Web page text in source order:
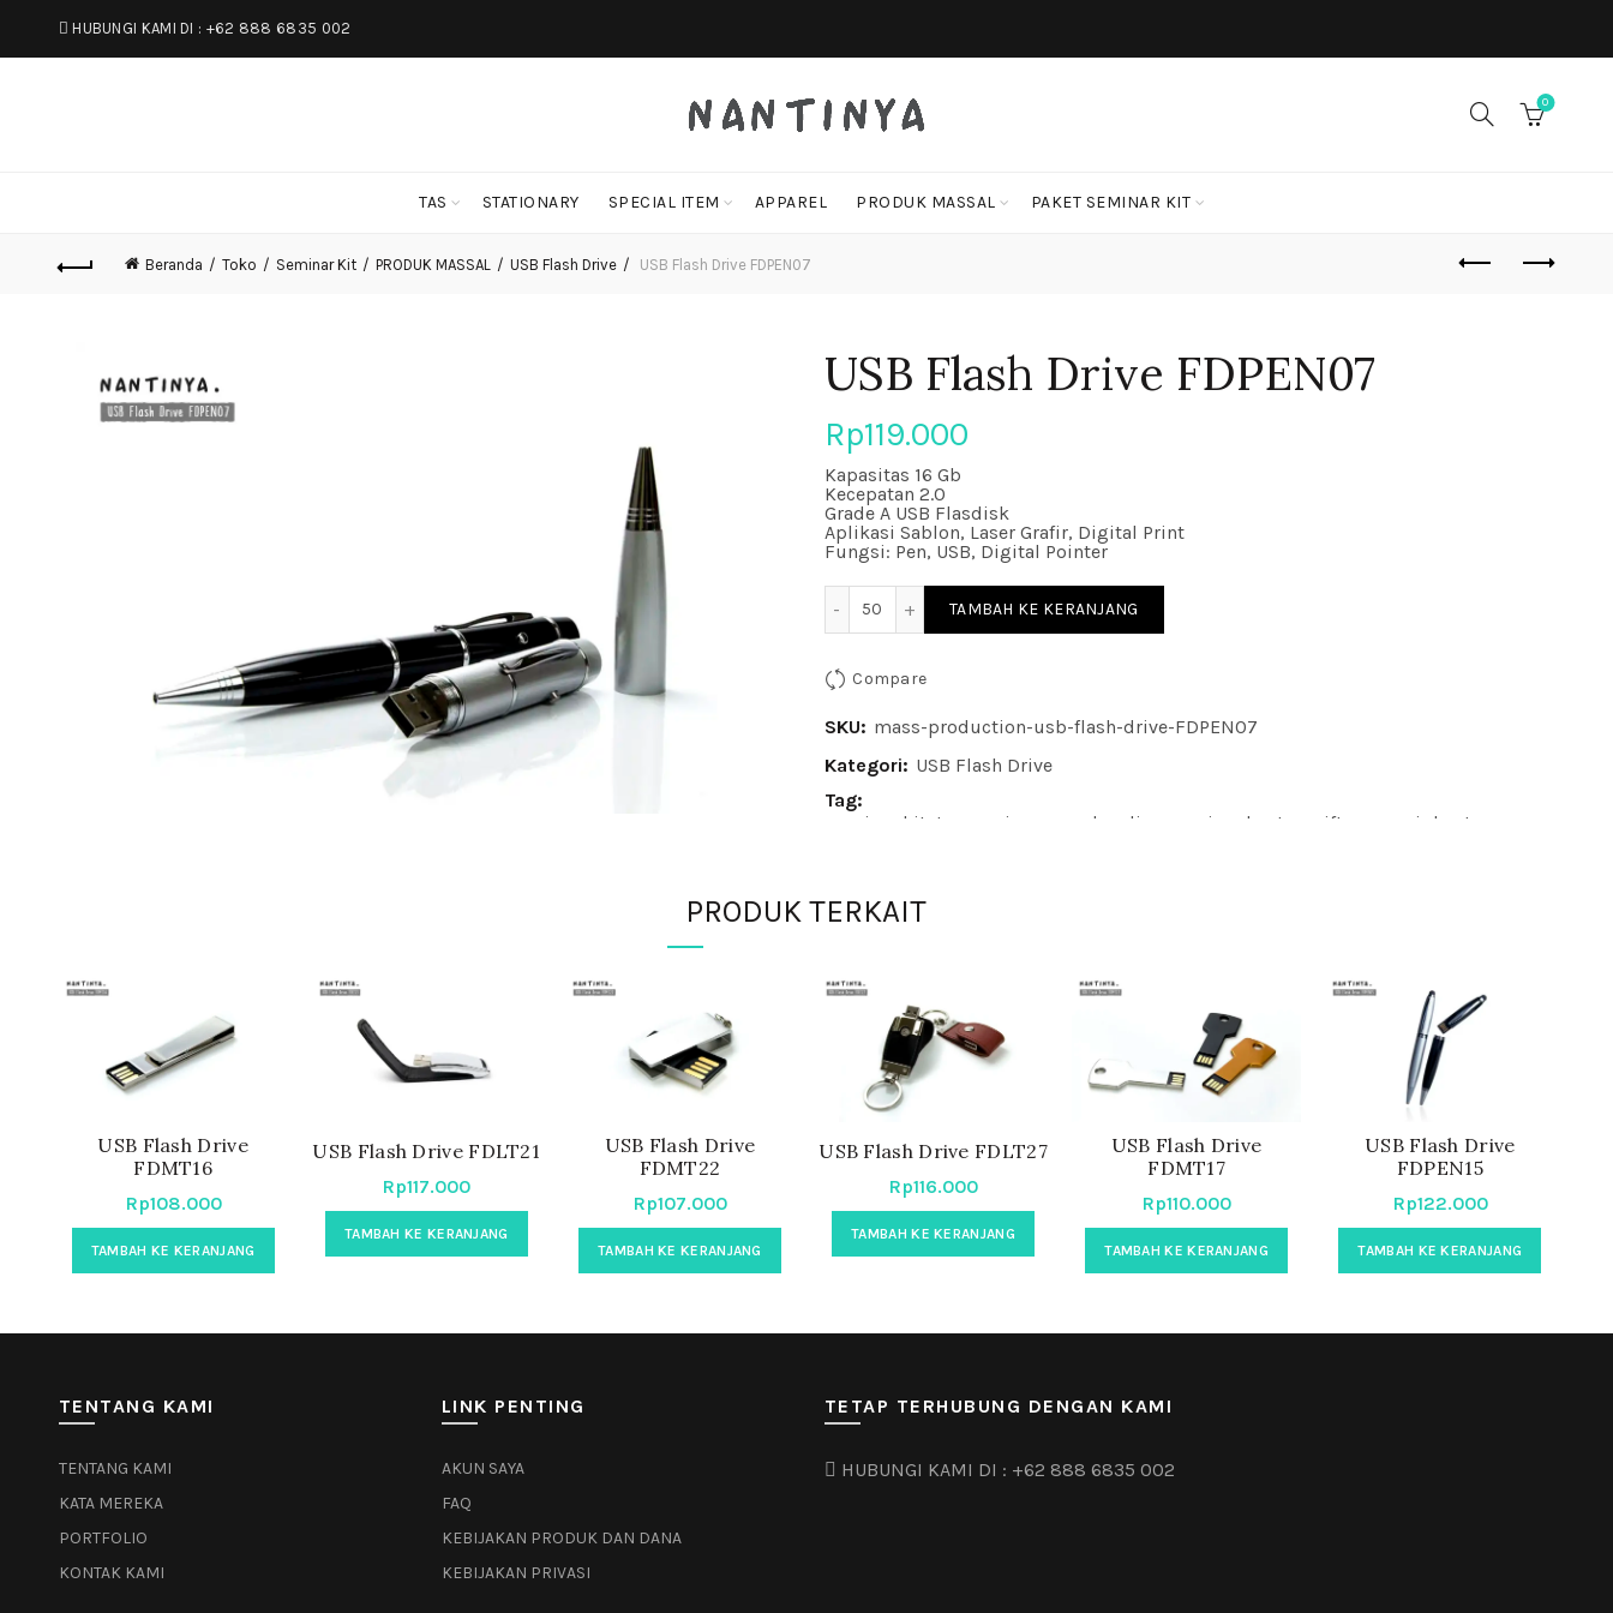
HUBUNGI KAMI DI : +62 888 6835 002
0
TAS STATIONARY SPECIAL ITEM APPAREL PRODUK MASSAL PAKET SEMINAR KIT
Beranda Toko Seminar Kit PRODUK MASSAL USB Flash Drive USB Flash Drive FDPEN07
USB Flash Drive FDPEN07
Rp119.000
Kapasitas 16 Gb
Kecepatan 2.0
Grade A USB Flasdisk
Aplikasi Sablon, Laser Grafir, Digital Print
Fungsi: Pen, USB, Digital Pointer
Kuantitas USB Flash Drive FDPEN07
TAMBAH KE KERANJANG
Compare
SKU: mass-production-usb-flash-drive-FDPEN07
Kategori: USB Flash Drive
Tag:
seminar kit; tas seminar; merchandise; seminar kantor; gift; souvenir kantor;
PRODUK TERKAIT
USB Flash Drive
FDMT16
Rp108.000
TAMBAH KE KERANJANG
USB Flash Drive FDLT21
Rp117.000
TAMBAH KE KERANJANG
USB Flash Drive
FDMT22
Rp107.000
TAMBAH KE KERANJANG
USB Flash Drive FDLT27
Rp116.000
TAMBAH KE KERANJANG
USB Flash Drive
FDMT17
Rp110.000
TAMBAH KE KERANJANG
USB Flash Drive
FDPEN15
Rp122.000
TAMBAH KE KERANJANG
TENTANG KAMI
TENTANG KAMI
KATA MEREKA
PORTFOLIO
KONTAK KAMI
LINK PENTING
AKUN SAYA
FAQ
KEBIJAKAN PRODUK DAN DANA
KEBIJAKAN PRIVASI
TETAP TERHUBUNG DENGAN KAMI
HUBUNGI KAMI DI : +62 888 6835 002